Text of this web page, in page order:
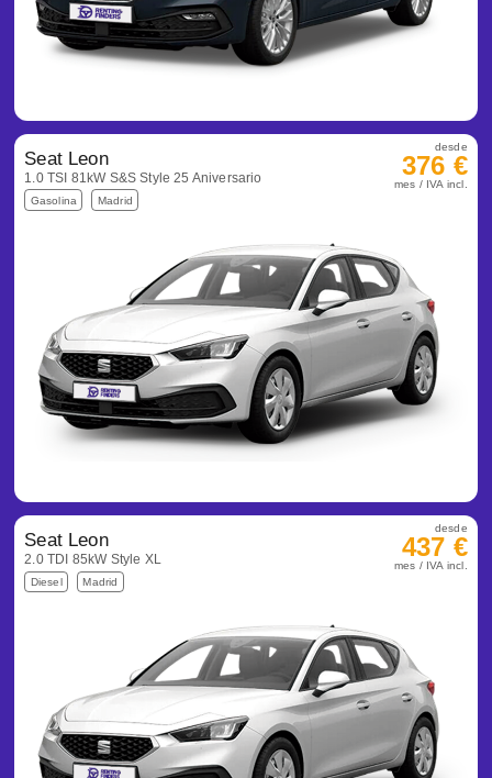
Seat Leon
1.0 TSI 81kW S&S Style 25 Aniversario
Gasolina Madrid
desde
376 €
mes / IVA incl.
Seat Leon
2.0 TDI 85kW Style XL
Diesel Madrid
desde
437 €
mes / IVA incl.